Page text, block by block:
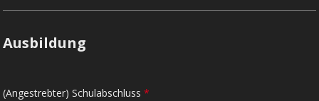
Ausbildung
(Angestrebter) Schulabschluss*